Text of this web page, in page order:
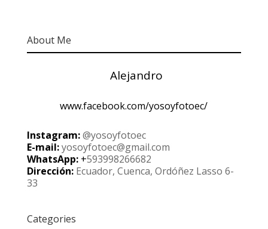
About Me
Alejandro
www.facebook.com/yosoyfotoec/
Instagram:@yosoyfotoec
E-mail:yosoyfotoec@gmail.com
WhatsApp:+593998266682
Dirección: Ecuador, Cuenca, Ordóñez Lasso 6-
33
Categories